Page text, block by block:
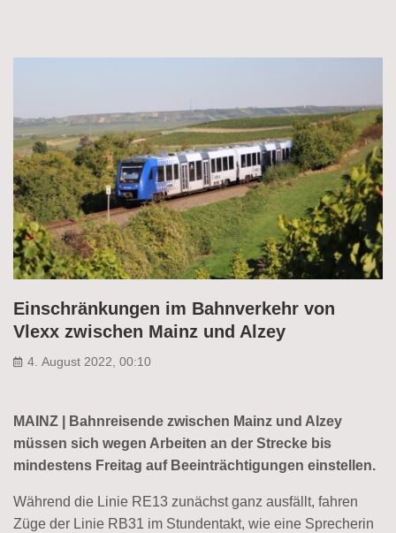
Einschränkungen im Bahnverkehr von
Vlexx zwischen Mainz und Alzey
4. August 2022, 00:10
MAINZ | Bahnreisende zwischen Mainz und Alzey
müssen sich wegen Arbeiten an der Strecke bis
mindestens Freitag auf Beeinträchtigungen einstellen.
Während die Linie RE13 zunächst ganz ausfällt, fahren
Züge der Linie RB31 im Stundentakt, wie eine Sprecherin